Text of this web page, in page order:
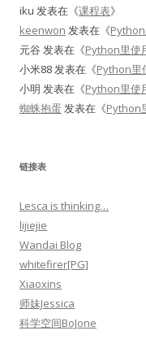
iku 发表在《课程表》
keenwon 发表在《
元谷发表在《Python里使
小米88发表在《Python里
小明 发表在《Python里使
蜘蛛抱蛋 发表在《Python
链接表
Lesca is thinking…
lijiejie
Wandai Blog
whitefirer[PG]
Xiaoxins
师妹Jessica
科学空间BoJone